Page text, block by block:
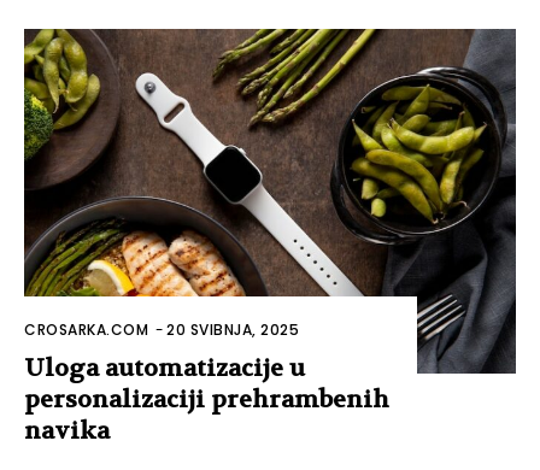
CROSARKA.COM -20 SVIBNJA, 2025
Uloga automatizacije u
personalizaciji prehrambenih
navika